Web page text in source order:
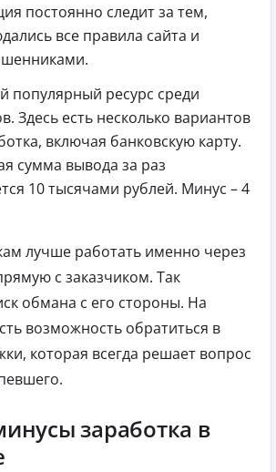
постоянно следит за тем,
все правила сайта и
популярный ресурс среди
Здесь есть несколько вариантов
включая банковскую карту.
сумма вывода за раз
10 тысячами рублей. Минус – 4
лучше работать именно через
с заказчиком. Так
обмана с его стороны. На
возможность обратиться в
которая всегда решает вопрос
заработка в